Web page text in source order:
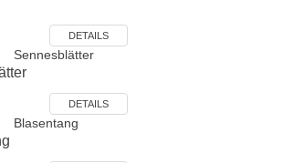
DETAILS
Sennesblätter
DETAILS
Blasentang